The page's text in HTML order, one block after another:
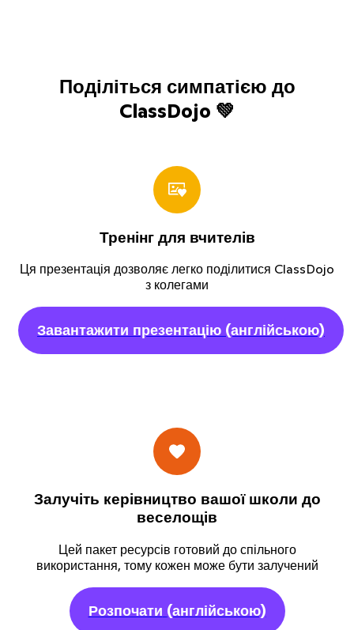
Поділіться симпатією до
ClassDojo 💚
Тренінг для вчителів
Ця презентація дозволяє легко поділитися ClassDojo
з колегами
Завантажити презентацію (англійською)
Залучіть керівництво вашої школи до
веселощів
Цей пакет ресурсів готовий до спільного
використання, тому кожен може бути залучений
Розпочати (англійською)